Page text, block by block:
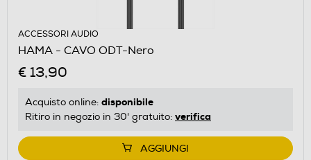
ACCESSORI AUDIO
HAMA - CAVO ODT-Nero
€ 13,90
Acquisto online: disponibile
Ritiro in negozio in 30' gratuito: verifica
AGGIUNGI